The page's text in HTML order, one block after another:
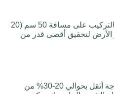
بالنسبة للألواح ثنائية الوجه، قم بالتركيب على مسافة 50 سم (20
لتحقيق أقصى قدر من
نظرًا لأن الألواح الزجاجية المزدوجة أثقل بحوالي 20-30% من